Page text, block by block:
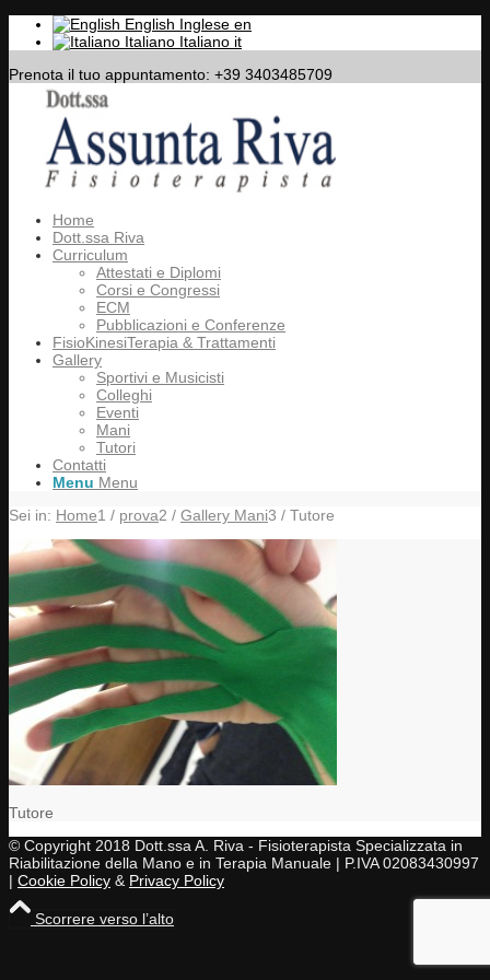
English Inglese en
Italiano Italiano it
Prenota il tuo appuntamento: +39 3403485709
Home
Dott.ssa Riva
Curriculum
Attestati e Diplomi
Corsi e Congressi
ECM
Pubblicazioni e Conferenze
FisioKinesiTerapia & Trattamenti
Gallery
Sportivi e Musicisti
Colleghi
Eventi
Mani
Tutori
Contatti
Menu Menu
Sei in: Home1 / prova2 / Gallery Mani3 / Tutore
Tutore
© Copyright 2018 Dott.ssa A. Riva - Fisioterapista Specializzata in
Riabilitazione della Mano e in Terapia Manuale | P.IVA 02083430997
| Cookie Policy & Privacy Policy
Scorrere verso l’alto